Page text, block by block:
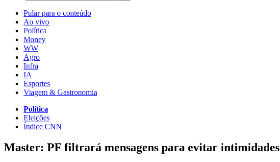
Pular para o conteúdo
Ao vivo
Política
Money
WW
Agro
Infra
IA
Esportes
Viagem & Gastronomia
Política
Eleições
Índice CNN
Master: PF filtrará mensagens para evitar intimidades